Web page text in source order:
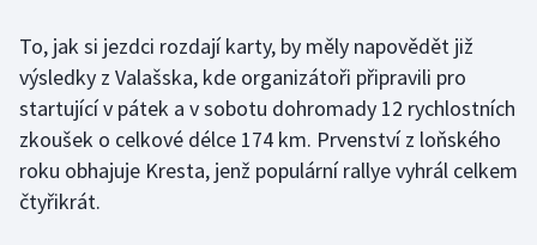
Rychlobruslení
Rychlostní kanoistika
Short track
Sportovní střelba
To, jak si jezdci rozdají karty, by měly napovědět již
výsledky z Valašska, kde organizátoři připravili pro
startující v pátek a v sobotu dohromady 12 rychlostních
zkoušek o celkové délce 174 km. Prvenství z loňského
roku obhajuje Kresta, jenž populární rallye vyhrál celkem
čtyřikrát.